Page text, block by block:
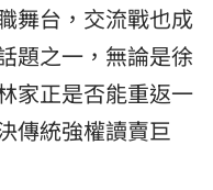
舞台，交流戰也成
題之一，無論是徐
家正是否能重返一
傳統強權讀賣巨